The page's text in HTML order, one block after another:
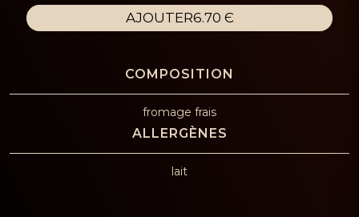
AJOUTER6.70 Є
fromage frais
lait